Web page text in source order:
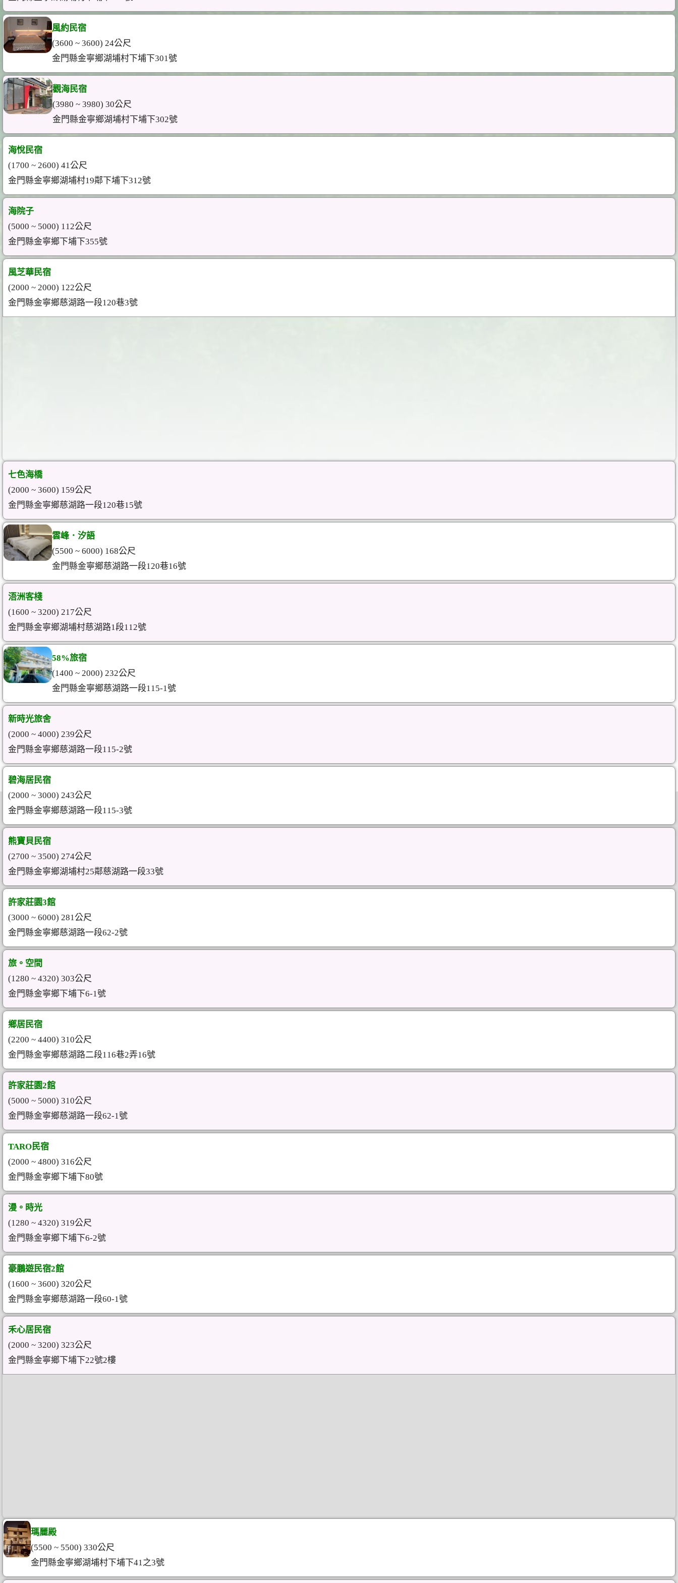
風約民宿
(3600 ~ 3600) 24公尺
金門縣金寧鄉湖埔村下埔下301號
觀海民宿
(3980 ~ 3980) 30公尺
金門縣金寧鄉湖埔村下埔下302號
海悅民宿
(1700 ~ 2600) 41公尺
金門縣金寧鄉湖埔村19鄰下埔下312號
海院子
(5000 ~ 5000) 112公尺
金門縣金寧鄉下埔下355號
風芝華民宿
(2000 ~ 2000) 122公尺
金門縣金寧鄉慈湖路一段120巷3號
七色海橋
(2000 ~ 3600) 159公尺
金門縣金寧鄉慈湖路一段120巷15號
雲峰．汐語
(5500 ~ 6000) 168公尺
金門縣金寧鄉慈湖路一段120巷16號
浯洲客棧
(1600 ~ 3200) 217公尺
金門縣金寧鄉湖埔村慈湖路1段112號
58%旅宿
(1400 ~ 2000) 232公尺
金門縣金寧鄉慈湖路一段115-1號
新時光旅舍
(2000 ~ 4000) 239公尺
金門縣金寧鄉慈湖路一段115-2號
碧海居民宿
(2000 ~ 3000) 243公尺
金門縣金寧鄉慈湖路一段115-3號
熊寶貝民宿
(2700 ~ 3500) 274公尺
金門縣金寧鄉湖埔村25鄰慈湖路一段33號
許家莊園3館
(3000 ~ 6000) 281公尺
金門縣金寧鄉慈湖路一段62-2號
旅。空間
(1280 ~ 4320) 303公尺
金門縣金寧鄉下埔下6-1號
鄉居民宿
(2200 ~ 4400) 310公尺
金門縣金寧鄉慈湖路二段116巷2弄16號
許家莊園2館
(5000 ~ 5000) 310公尺
金門縣金寧鄉慈湖路一段62-1號
TARO民宿
(2000 ~ 4800) 316公尺
金門縣金寧鄉下埔下80號
漫。時光
(1280 ~ 4320) 319公尺
金門縣金寧鄉下埔下6-2號
豪鵬遊民宿2館
(1600 ~ 3600) 320公尺
金門縣金寧鄉慈湖路一段60-1號
禾心居民宿
(2000 ~ 3200) 323公尺
金門縣金寧鄉下埔下22號2樓
瑪麗殿
(5500 ~ 5500) 330公尺
金門縣金寧鄉湖埔村下埔下41之3號